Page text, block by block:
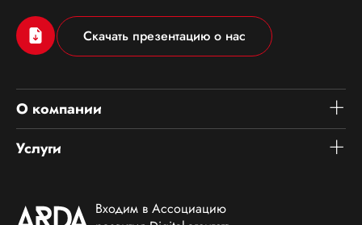
Скачать презентацию о нас
О компании
Контакты
Экспертиза
Услуги
Разработка сайтовВходим в Ассоциацию